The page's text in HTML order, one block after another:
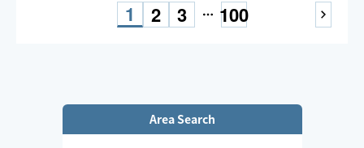
1 2 3 100
Area Search